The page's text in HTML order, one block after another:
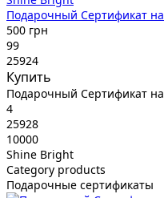
Подарочный Сертификат
500 грн
99
25924
Купить
Подарочный Сертификат
4
25928
10000
Shine Bright
Category products
Подарочные сертификаты